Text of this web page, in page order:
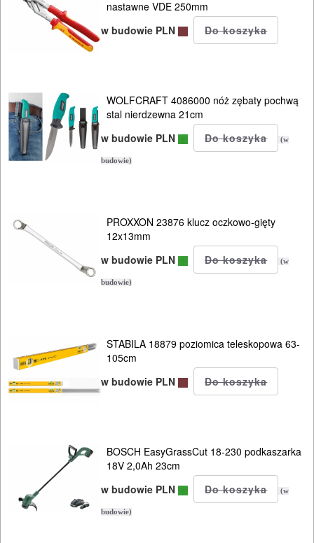
wiertarki
ręczne
stołowe
wiertnice
styropianu
wyrzynarki
zszywacze
system
B&D
ELEKTRONARZĘDZIA
AKUMULATOROWE
nastawne VDE 250mm
w budowie PLN
WOLFCRAFT 4086000 nóż zębaty pochwą
stal nierdzewna 21cm
w budowie PLN
(w
budowie)
PROXXON 23876 klucz oczkowo-gięty
12x13mm
w budowie PLN
(w
budowie)
STABILA 18879 poziomica teleskopowa 63-
105cm
w budowie PLN
BOSCH EasyGrassCut 18-230 podkaszarka
18V 2,0Ah 23cm
w budowie PLN
(w
budowie)